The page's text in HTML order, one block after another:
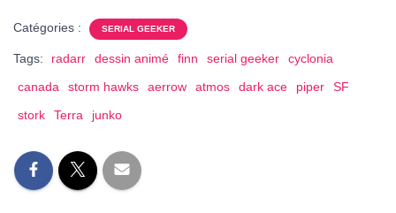
Catégories : SERIAL GEEKER
Tags: radarr dessin animé finn serial geeker
cyclonia
canada
storm hawks aerrow atmos dark ace piper
SF
stork
Terra junko